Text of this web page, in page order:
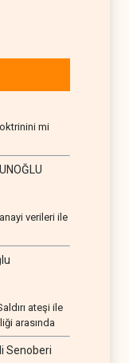
mi
verileri ile
ateşi ile
arasında
Senoberi